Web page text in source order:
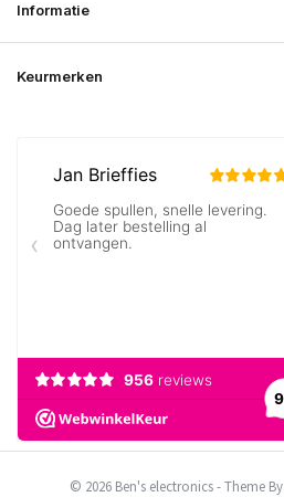
Informatie
Keurmerken
© 2026 Ben's electronics - Theme By